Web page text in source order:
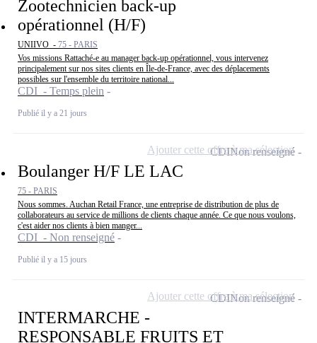
Zootechnicien back-up
opérationnel (H/F)
UNIIVO - 75 - PARIS
Vos missions Rattaché-e au manager back-up opérationnel, vous intervenez
principalement sur nos sites clients en Île-de-France, avec des déplacements
possibles sur l'ensemble du territoire national...
CDI - Temps plein
Publié il y a 21 jours
Boulanger H/F LE LAC
75 - PARIS
Nous sommes. Auchan Retail France, une entreprise de distribution de plus de
collaborateurs au service de millions de clients chaque année. Ce que nous voulons,
c'est aider nos clients à bien manger...
CDI - Non renseigné
Publié il y a 15 jours
CDINon renseigné
Ajouter cette offre à ma sélection
INTERMARCHE -
RESPONSABLE FRUITS ET
CDINon renseigné
Ajouter cette offre à ma sélection